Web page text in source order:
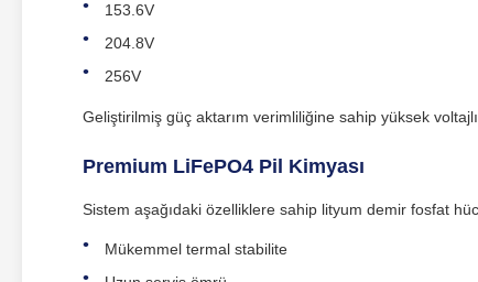
153.6V
204.8V
256V
Geliştirilmiş güç aktarım verimliliğine sahip yüksek
Premium LiFePO4 Pil Kimyası
Sistem aşağıdaki özelliklere sahip lityum demir fosfat
Mükemmel termal stabilite